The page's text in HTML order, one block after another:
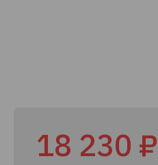
18 230 ₽